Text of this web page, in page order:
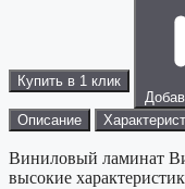
Купить в 1 клик
Описание
Виниловый ламинат
высокие